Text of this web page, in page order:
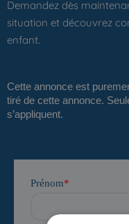
Demandez dès
situation et découvrez
enfant.
Cette annonce est
tiré de cette annonce.
s’appliquent.